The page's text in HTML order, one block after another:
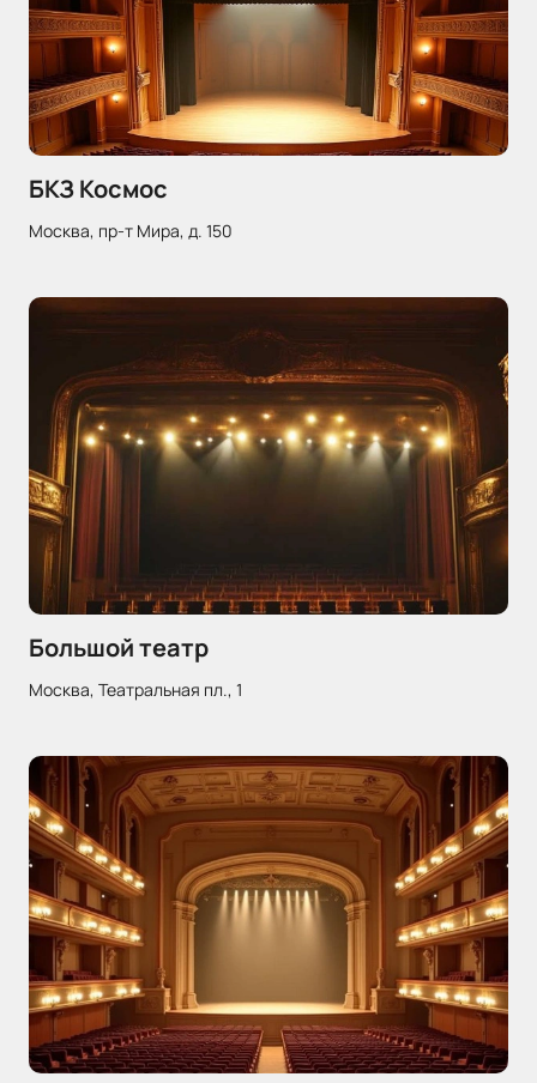
БКЗ Космос
Москва, пр-т Мира, д. 150
Большой театр
Москва, Театральная пл., 1